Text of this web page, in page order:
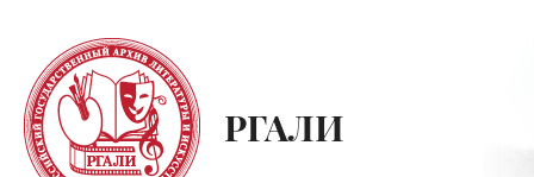
РГАЛИ